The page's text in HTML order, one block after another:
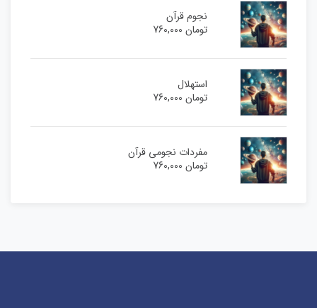
نجوم قرآن
تومان760,000
استهلال
تومان760,000
مفردات نجومی قرآن
تومان760,000